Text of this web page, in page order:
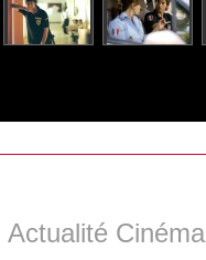
Actualité Cinéma